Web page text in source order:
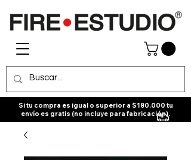
Si tu compra es igual o superior a $180.000 tu
envío es gratis (no incluye para fabricación).